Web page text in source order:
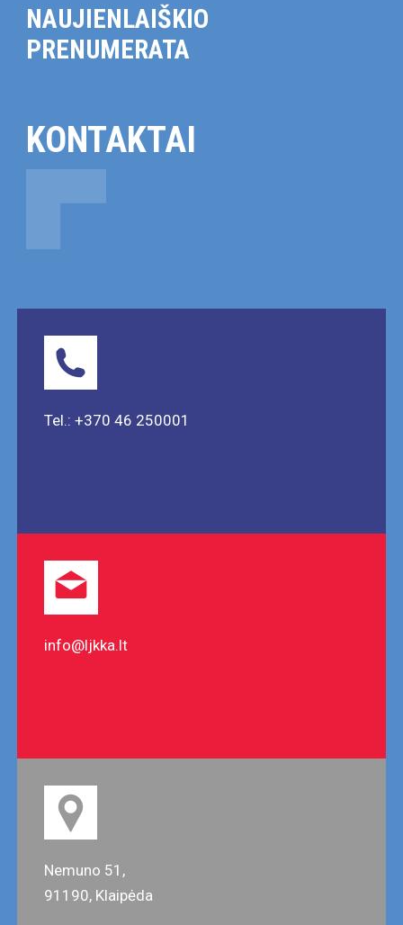
NAUJIENLAIŠKIO
PRENUMERATA
KONTAKTAI
Tel.: +370 46 250001
info@ljkka.lt
Nemuno 51,
91190, Klaipėda